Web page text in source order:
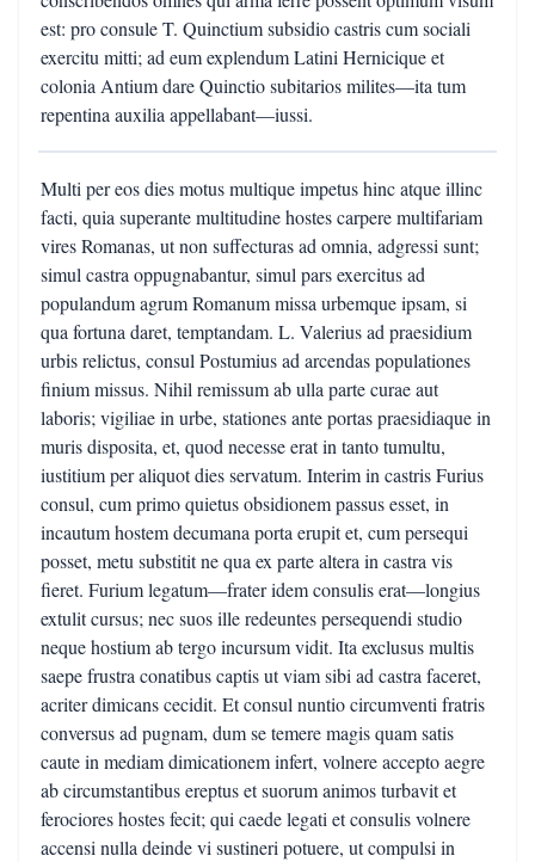
est: pro consule T. Quinctium subsidio castris cum sociali
exercitu mitti; ad eum explendum Latini Hernicique et
colonia Antium dare Quinctio subitarios milites—ita tum
repentina auxilia appellabant—iussi.
Multi per eos dies motus multique impetus hinc atque illinc
facti, quia superante multitudine hostes carpere multifariam
vires Romanas, ut non suffecturas ad omnia, adgressi sunt;
simul castra oppugnabantur, simul pars exercitus ad
populandum agrum Romanum missa urbemque ipsam, si
qua fortuna daret, temptandam. L. Valerius ad praesidium
urbis relictus, consul Postumius ad arcendas populationes
finium missus. Nihil remissum ab ulla parte curae aut
laboris; vigiliae in urbe, stationes ante portas praesidiaque in
muris disposita, et, quod necesse erat in tanto tumultu,
iustitium per aliquot dies servatum. Interim in castris Furius
consul, cum primo quietus obsidionem passus esset, in
incautum hostem decumana porta erupit et, cum persequi
posset, metu substitit ne qua ex parte altera in castra vis
fieret. Furium legatum—frater idem consulis erat—longius
extulit cursus; nec suos ille redeuntes persequendi studio
neque hostium ab tergo incursum vidit. Ita exclusus multis
saepe frustra conatibus captis ut viam sibi ad castra faceret,
acriter dimicans cecidit. Et consul nuntio circumventi fratris
conversus ad pugnam, dum se temere magis quam satis
caute in mediam dimicationem infert, volnere accepto aegre
ab circumstantibus ereptus et suorum animos turbavit et
ferociores hostes fecit; qui caede legati et consulis volnere
accensi nulla deinde vi sustineri potuere, ut compulsi in